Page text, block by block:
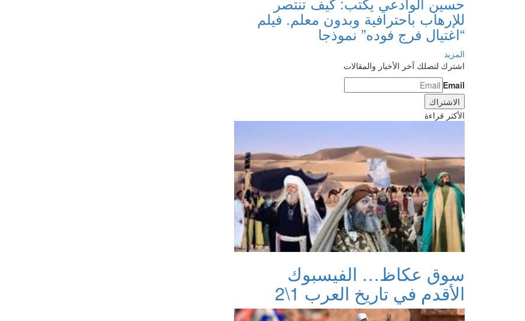
للإرهاب باحترافية وبدون معلم. فيلم
“اغتيال فرج فوده” نموذجا
المزيد
اشترك لتصلك آخر الأخبار والمقالات
Email
الأكثر قراءة
سوق عكاظ… الفيسبوك
الأقدم في تاريخ العرب 1\2